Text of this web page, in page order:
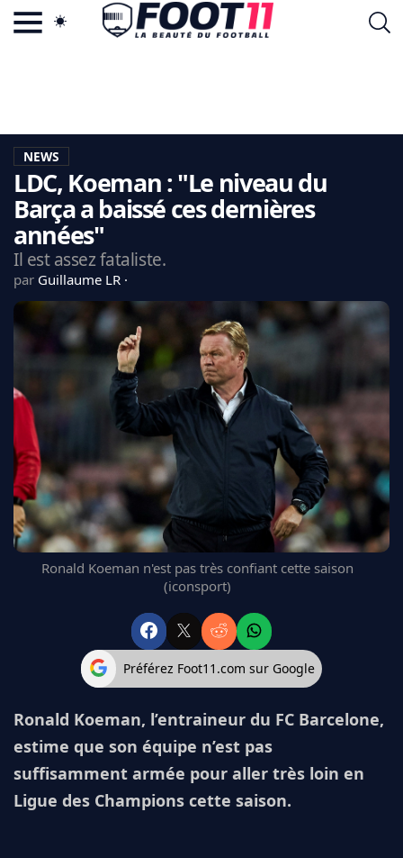
LA CHARTE
VIE PRIVÉE
CGU
CONTACTEZ-NOUS
EDF
PSG
LIGUE 1
REAL MADRID
FC BARCELONE
MANCHESTER UNITED
CHELSEA
ARSENAL
BAYERN
L'AVIS DE LA RÉDAC'
NEWS
LDC, Koeman : "Le niveau du
Barça a baissé ces dernières
années"
Il est assez fataliste.
par Guillaume LR
Ronald Koeman n'est pas très confiant cette saison
(iconsport)
Préférez Foot11.com sur Google
Ronald Koeman, l’entraineur du FC Barcelone,
estime que son équipe n’est pas
suffisamment armée pour aller très loin en
Ligue des Champions cette saison.